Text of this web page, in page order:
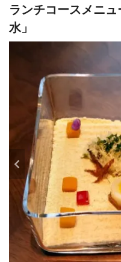
ランチコースメニ
水」